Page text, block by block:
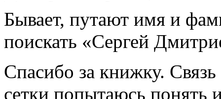
Бывает, путают имя и
поискать «Сергей
Спасибо за книжку.
сетки попытаюсь понять